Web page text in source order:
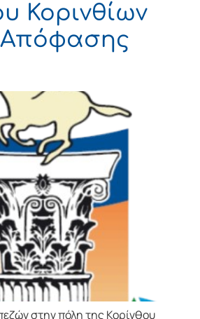
Κορινθίων
Απόφασης
στην πόλη της Κορίνθου